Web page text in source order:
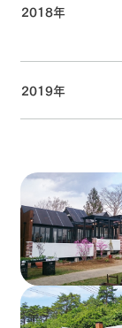
2018年
2019年